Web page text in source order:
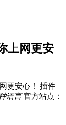
上网更安
更安心！
插件
语言 官方站点：